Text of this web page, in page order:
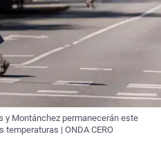
y Montánchez permanecerán este
| ONDA CERO